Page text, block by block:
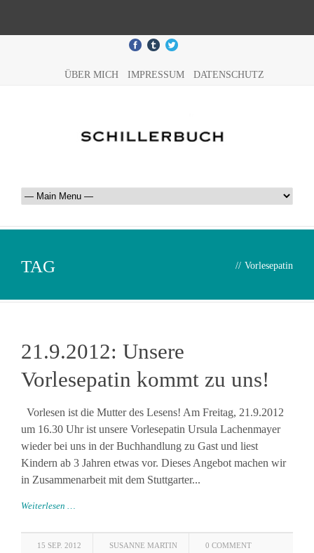
ÜBER MICH IMPRESSUM DATENSCHUTZ
TAG // Vorlesepatin
21.9.2012: Unsere
Vorlesepatin kommt zu uns!
Vorlesen ist die Mutter des Lesens! Am Freitag, 21.9.2012
um 16.30 Uhr ist unsere Vorlesepatin Ursula Lachenmayer
wieder bei uns in der Buchhandlung zu Gast und liest
Kindern ab 3 Jahren etwas vor. Dieses Angebot machen wir
in Zusammenarbeit mit dem Stuttgarter...
Weiterlesen …
15 SEP. 2012 SUSANNE MARTIN 0 COMMENT